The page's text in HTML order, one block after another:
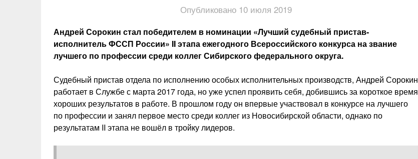
Опубликовано 10 июля 2019
Андрей Сорокин стал победителем в номинации «Лучший судебный пристав-
исполнитель ФССП России» II этапа ежегодного Всероссийского конкурса на звание
лучшего по профессии среди коллег Сибирского федерального округа.
Судебный пристав отдела по исполнению особых исполнительных производств, Андрей Сорокин
работает в Службе с марта 2017 года, но уже успел проявить себя, добившись за короткое время
хороших результатов в работе. В прошлом году он впервые участвовал в конкурсе на лучшего
по профессии и занял первое место среди коллег из Новосибирской области, однако по
результатам II этапа не вошёл в тройку лидеров.